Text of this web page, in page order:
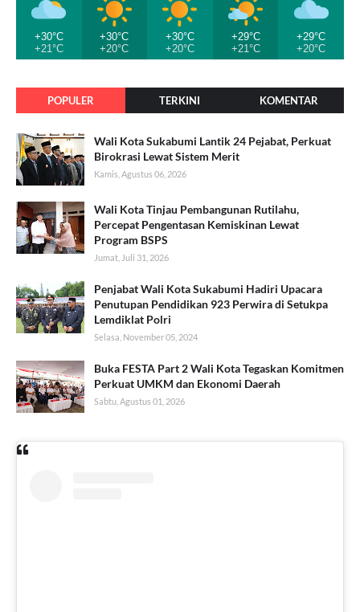
+30°C
+21°C
+30°C
+20°C
+30°C
+20°C
+29°C
+21°C
+29°C
+20°C
POPULER TERKINI KOMENTAR
Wali Kota Sukabumi Lantik 24 Pejabat, Perkuat
Birokrasi Lewat Sistem Merit
Kamis, Agustus 06, 2026
Wali Kota Tinjau Pembangunan Rutilahu,
Percepat Pengentasan Kemiskinan Lewat
Program BSPS
Jumat, Juli 31, 2026
Penjabat Wali Kota Sukabumi Hadiri Upacara
Penutupan Pendidikan 923 Perwira di Setukpa
Lemdiklat Polri
Selasa, November 05, 2024
Buka FESTA Part 2 Wali Kota Tegaskan Komitmen
Perkuat UMKM dan Ekonomi Daerah
Sabtu, Agustus 01, 2026